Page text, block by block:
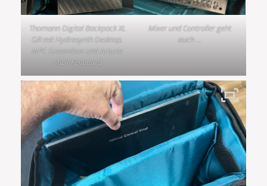
Thomann Digital Backpack XL
GR mit Hydrasynth Desktop,
MPC Groovebox und Arturia
MIDI-Keyboard
Mixer und Controller geht
auch …